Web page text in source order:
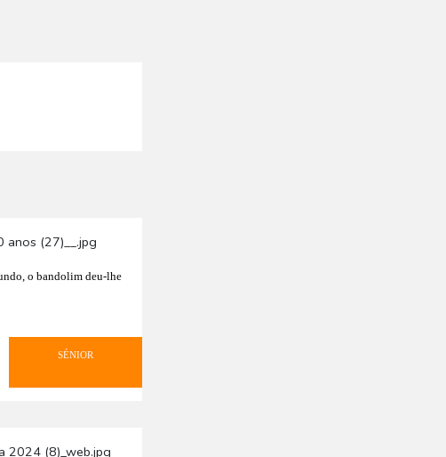
o bandolim deu-lhe
SÉNIOR